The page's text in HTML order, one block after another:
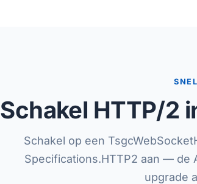
Schakel HTTP/2
Schakel op een
Specifications.HTTP2 aan — de
upgrade